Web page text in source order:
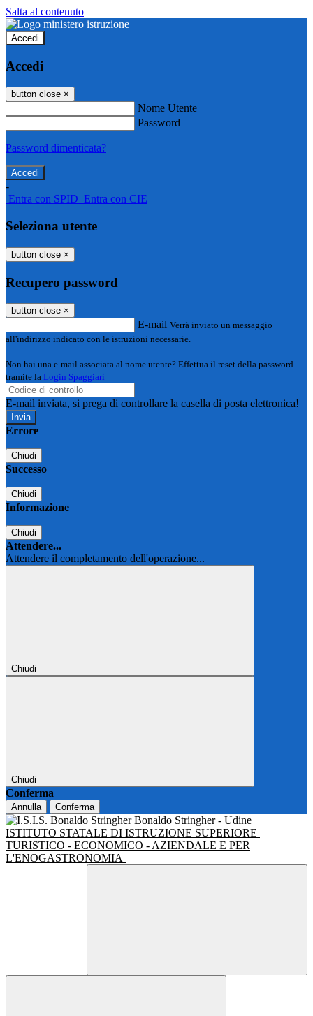
Salta al contenuto
Accedi
Accedi
button close ×
Nome Utente
Password
Password dimenticata?
-
Entra con SPID Entra con CIE
Seleziona utente
button close ×
Recupero password
button close ×
E-mail Verrà inviato un messaggio
all'indirizzo indicato con le istruzioni necessarie.
Non hai una e-mail associata al nome utente? Effettua il reset della password
tramite la Login Spaggiari
E-mail inviata, si prega di controllare la casella di posta elettronica!
Errore
Chiudi
Successo
Chiudi
Informazione
Chiudi
Attendere...
Attendere il completamento dell'operazione...
Chiudi
Chiudi
Conferma
Annulla Conferma
Bonaldo Stringher - Udine
ISTITUTO STATALE DI ISTRUZIONE SUPERIORE
TURISTICO - ECONOMICO - AZIENDALE E PER
L'ENOGASTRONOMIA